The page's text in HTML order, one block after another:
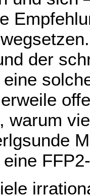
der
warum